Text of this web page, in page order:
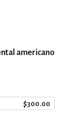
americano
$300.00